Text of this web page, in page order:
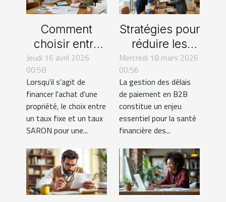
Comment
choisir entre
un taux fixe et
SARON pour
votre
hypothèque ?
Jeudi 16 avril 2026
00:58
Lorsqu'il s'agit de
financer l'achat d'une
propriété, le choix entre
un taux fixe et un taux
SARON pour une...
Stratégies pour
réduire les
délais de
paiement en
B2B
Mercredi 18 mars 2026
00:56
La gestion des délais
de paiement en B2B
constitue un enjeu
essentiel pour la santé
financière des...